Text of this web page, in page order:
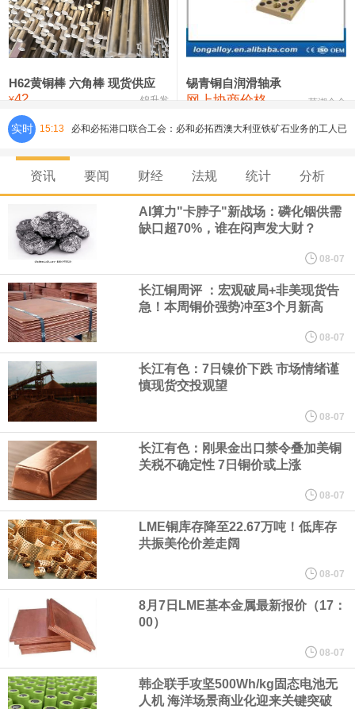
铸造铝合金锭(ZLD104) 24,300—24,500 24,400
压铸锌合金锭 26,500—26,700
氯化镍 38,300—40,300 39,300 0
H62黄铜棒 六角棒 现货供应
¥42 锦升发
锡青铜自润滑轴承
网上协商价格 芜湖合金
实时 15:13 必和必拓港口联合工会：必和必拓西澳大利亚铁矿石业务的工人已
通知，将于8月9日实施24小时停工。
8月7日，宇树科技董事长王兴兴网上路演时表示，报告期内，公司
研发费用金额分别为4,995.18万元、7,001.70万元、14,496.56万
元，最近3年复合增长率达70.36%，呈快速增长趋势，并形成多项
核心技术和知识产权。截至2026年1月31日，公司拥有262项专利权
（含境内发明专利20项）。
纽约期银日内涨4%，现报64.08美元/盎司。
宇树科技董事长、总经理兼首席技术官王兴兴在网上路演时表示，
经过多年研发创新和技术积累，公司逐步形成了包括一体化关节集
成技术、高紧凑度机器人身体集成技术、机器人激光雷达全自研核
心技术等多项已商业化应用的核心技术并已应用于公司的高性能通
用人形机器人、四足机器人等产品。
美国总统特朗普6日否认他对国防部长赫格塞思不满，称对赫格塞思
所做的工作“非常满意”。特朗普在社交媒体上发帖称，一些媒体有关
资讯 要闻 财经 法规 统计 分析
AI算力"卡脖子"新战场：磷化铟供需
缺口超70%，谁在闷声发大财？
08-07
长江铜周评 ：宏观破局+非美现货告
急！本周铜价强势冲至3个月新高
08-07
长江有色：7日镍价下跌 市场情绪谨
慎现货交投观望
08-07
长江有色：刚果金出口禁令叠加美铜
关税不确定性 7日铜价或上涨
08-07
LME铜库存降至22.67万吨！低库存
共振美伦价差走阔
08-07
8月7日LME基本金属最新报价（17：
00）
08-07
韩企联手攻坚500Wh/kg固态电池无
人机 海洋场景商业化迎来关键突破